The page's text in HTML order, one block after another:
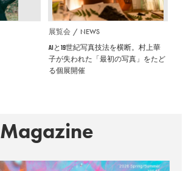
展覧会 NEWS
AIと19世紀写真技法を横断。村上華
子が失われた「最初の写真」をたど
る個展開催
Magazine